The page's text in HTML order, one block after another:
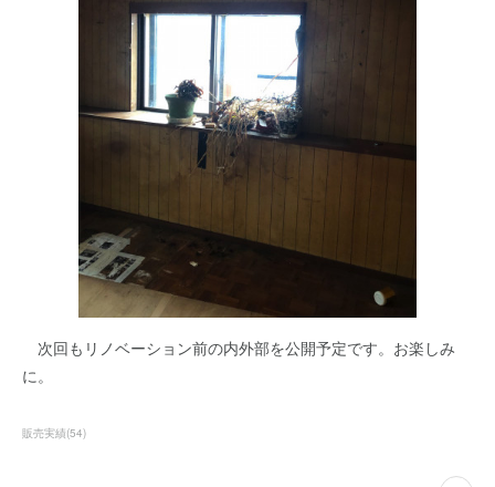
次回もリノベーション前の内外部を公開予定です。お楽しみ
に。
販売実績(54)